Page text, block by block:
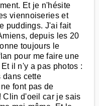
Et je n'hésite
viennoiseries et
puddings. J'ai fait
depuis les 20
toujours le
pour me faire une
il n'y a pas photos :
dans cette
font pas de
Clin d'oeil car je sais